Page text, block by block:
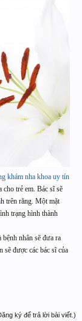
khám nha khoa uy tín
cho trẻ em. Bác sĩ sẽ
trên răng. Một mặt
trạng hình thành
nhân sẽ đưa ra
sẽ được các bác sĩ của
ký để trả lời bài viết.)